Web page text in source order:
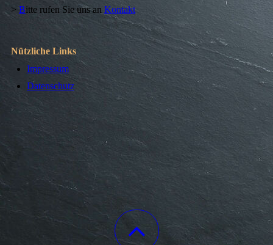
> Bitte rufen Sie uns an Kontakt
Nützliche Links
Impressum
Datenschutz